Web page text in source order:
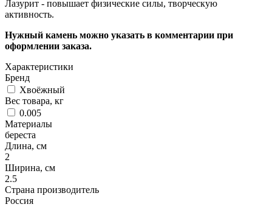
Лазурит - повышает физические силы, творческую
активность.
Нужный камень можно указать в комментарии при
оформлении заказа.
Характеристики
Бренд
Хвоёжный
Вес товара, кг
0.005
Материалы
береста
Длина, см
2
Ширина, см
2.5
Страна производитель
Россия